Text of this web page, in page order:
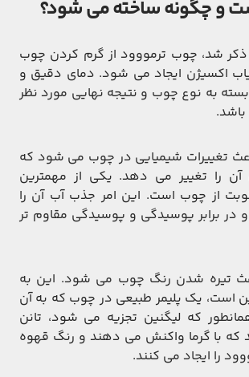
و چگونه ساخته می شود؟
ذکر شد، چوب ترمووود از گرم کردن چوب
اکسیژن ایجاد می شود. دمای دقیق و
به نوع چوب و نتیجه نهایی مورد نظر
تغییرات شیمیایی در چوب می شود که
را تغییر می دهد. یکی از مهمترین
از چوب است. این امر جذب آب آن را
برابر پوسیدگی و پوسیدگی مقاوم تر
تیره شدن رنگ چوب می شود. این به
است، یک پلیمر طبیعی در چوب که به آن
که لیگنین تجزیه می شود، تانن
که با گرما واکنش می دهند و رنگ قهوه
را ایجاد می کنند.